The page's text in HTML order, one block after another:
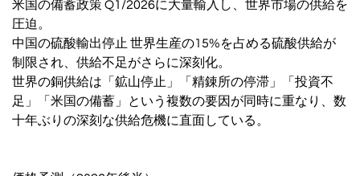
米国の備蓄政策 Q1/2026に大量輸入し、世界市場の供給を
圧迫。
中国の硫酸輸出停止 世界生産の15%を占める硫酸供給が
制限され、供給不足がさらに深刻化。
世界の銅供給は「鉱山停止」「精錬所の停滞」「投資不
足」「米国の備蓄」という複数の要因が同時に重なり、数
十年ぶりの深刻な供給危機に直面している。